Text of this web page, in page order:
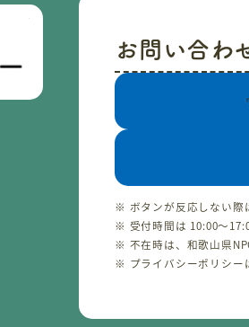
お問い合わ
※ ボタンが反応しない
※ 受付時間は 10:00〜
※ 不在時は、和歌山県
※ プライバシーポリシー